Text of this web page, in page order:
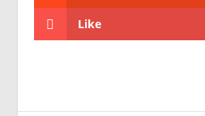
Like